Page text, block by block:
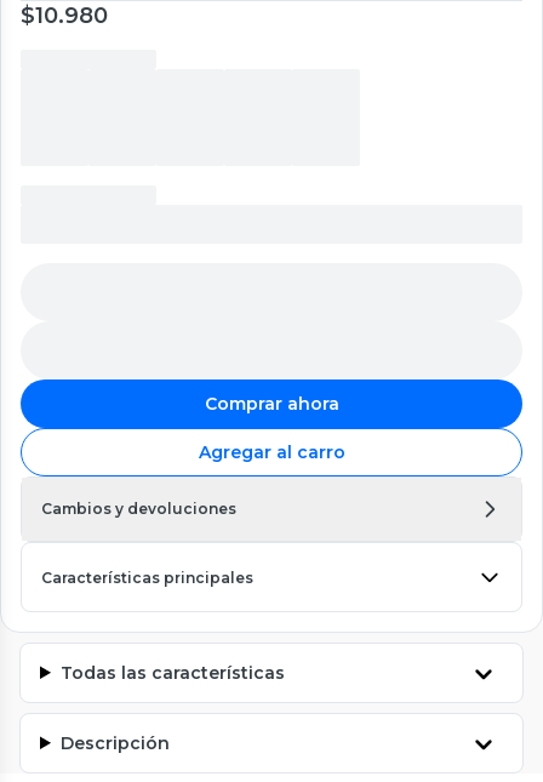
$10.980
Comprar ahora
Agregar al carro
Cambios y devoluciones
Características principales
Todas las características
Descripción